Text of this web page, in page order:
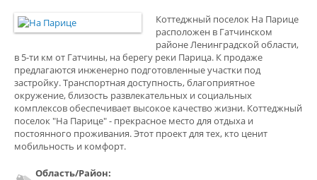
Коттеджный поселок На Парице
расположен в Гатчинском
районе Ленинградской области,
в 5-ти км от Гатчины, на берегу реки Парица. К продаже
предлагаются инженерно подготовленные участки под
застройку. Транспортная доступность, благоприятное
окружение, близость развлекательных и социальных
комплексов обеспечивает высокое качество жизни. Коттеджный
поселок "На Парице" - прекрасное место для отдыха и
постоянного проживания. Этот проект для тех, кто ценит
мобильность и комфорт.
Область/Район: